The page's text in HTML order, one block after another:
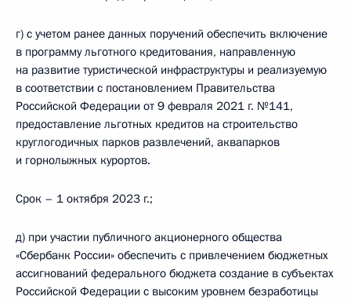
г) с учетом ранее данных поручений обеспечить включение
в программу льготного кредитования, направленную
на развитие туристической инфраструктуры и реализуемую
в соответствии с постановлением Правительства
Российской Федерации от 9 февраля 2021 г. №141,
предоставление льготных кредитов на строительство
круглогодичных парков развлечений, аквапарков
и горнолыжных курортов.
Срок – 1 октября 2023 г.;
д) при участии публичного акционерного общества
«Сбербанк России» обеспечить с привлечением бюджетных
ассигнований федерального бюджета создание в субъектах
Российской Федерации с высоким уровнем безработицы